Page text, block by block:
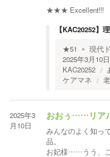
★★★ Excellent!!!
【KAC20252】
★51 現代
2025年3月10
KAC20252
ケアマネ
2025年3
月10日
おおぅ……リア
みんなのよく知っ
品。
お妃様……うう、